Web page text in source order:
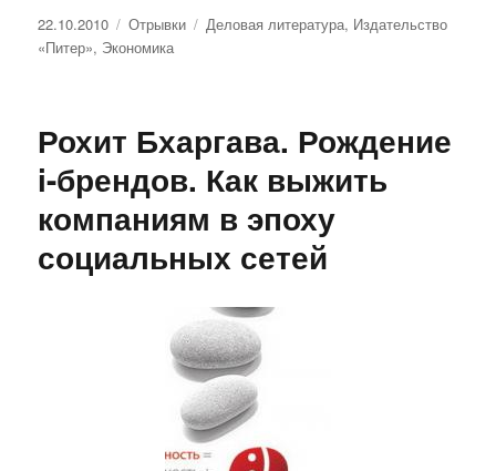
Опубликовано
22.10.2010 Рубрики
Отрывки Метки
Деловая литература, Издательство
«Питер», Экономика
Рохит Бхаргава. Рождение
i-брендов. Как выжить
компаниям в эпоху
социальных сетей